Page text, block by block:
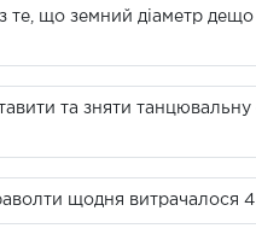
те, що земний діаметр
та зняти
щодня витрачалося